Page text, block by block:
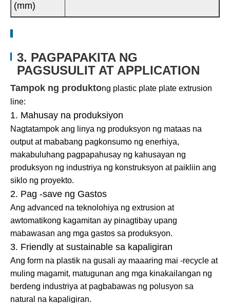
(mm)
3. PAGPAPAKITA NG
PAGSUSULIT AT APPLICATION
Tampok ng produktong plastic plate plate extrusion
line:
1. Mahusay na produksiyon
Nagtatampok ang linya ng produksyon ng mataas na
output at mababang pagkonsumo ng enerhiya,
makabuluhang pagpapahusay ng kahusayan ng
produksyon ng industriya ng konstruksyon at paikliin ang
siklo ng proyekto.
2. Pag -save ng Gastos
Ang advanced na teknolohiya ng extrusion at
awtomatikong kagamitan ay pinagtibay upang
mabawasan ang mga gastos sa produksyon.
3. Friendly at sustainable sa kapaligiran
Ang form na plastik na gusali ay maaaring mai -recycle at
muling magamit, matugunan ang mga kinakailangan ng
berdeng industriya at pagbabawas ng polusyon sa
natural na kapaligiran.